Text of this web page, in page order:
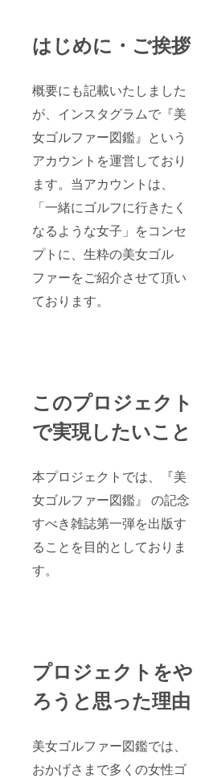
はじめに・ご挨拶
概要にも記載いたしました
が、インスタグラムで『美
女ゴルファー図鑑』という
アカウントを運営しており
ます。当アカウントは、
「一緒にゴルフに行きたく
なるような女子」をコンセ
プトに、生粋の美女ゴル
ファーをご紹介させて頂い
ております。
このプロジェクト
で実現したいこと
本プロジェクトでは、『美
女ゴルファー図鑑』 の記念
すべき雑誌第一弾を出版す
ることを目的としておりま
す。
プロジェクトをや
ろうと思った理由
美女ゴルファー図鑑では、
おかげさまで多くの女性ゴ